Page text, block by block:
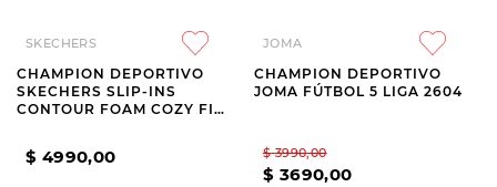
SKECHERS
CHAMPION DEPORTIVO
SKECHERS SLIP-INS
CONTOUR FOAM COZY FIT
$ 4990,00
JOMA
CHAMPION DEPORTIVO
JOMA FÚTBOL 5 LIGA 2604
$ 3990,00
$ 3690,00